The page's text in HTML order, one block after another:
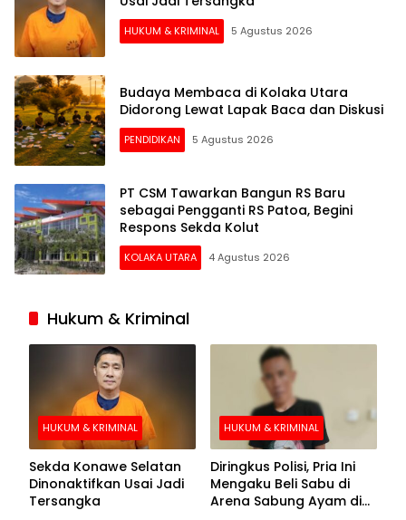
HUKUM & KRIMINAL 5 Agustus 2026
Budaya Membaca di Kolaka Utara
Didorong Lewat Lapak Baca dan Diskusi
PENDIDIKAN 5 Agustus 2026
PT CSM Tawarkan Bangun RS Baru
sebagai Pengganti RS Patoa, Begini
Respons Sekda Kolut
KOLAKA UTARA 4 Agustus 2026
Hukum & Kriminal
HUKUM & KRIMINAL
Sekda Konawe Selatan
Dinonaktifkan Usai Jadi
Tersangka
HUKUM & KRIMINAL
Diringkus Polisi, Pria Ini
Mengaku Beli Sabu di
Arena Sabung Ayam di